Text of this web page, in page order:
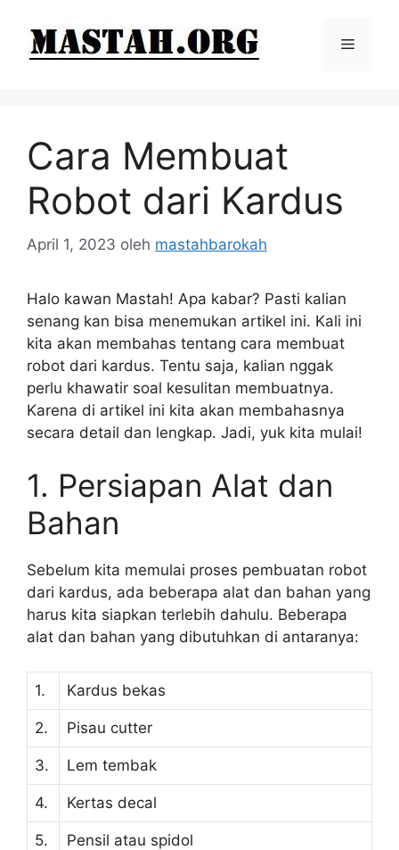
Menu
Cara Membuat
Robot dari Kardus
April 1, 2023 oleh mastahbarokah
Halo kawan Mastah! Apa kabar? Pasti kalian
senang kan bisa menemukan artikel ini. Kali ini
kita akan membahas tentang cara membuat
robot dari kardus. Tentu saja, kalian nggak
perlu khawatir soal kesulitan membuatnya.
Karena di artikel ini kita akan membahasnya
secara detail dan lengkap. Jadi, yuk kita mulai!
1. Persiapan Alat dan
Bahan
Sebelum kita memulai proses pembuatan robot
dari kardus, ada beberapa alat dan bahan yang
harus kita siapkan terlebih dahulu. Beberapa
alat dan bahan yang dibutuhkan di antaranya:
1. Kardus bekas
2. Pisau cutter
3. Lem tembak
4. Kertas decal
5. Pensil atau spidol